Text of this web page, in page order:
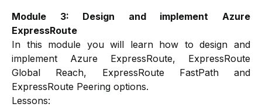
Module 3: Design and implement Azure
ExpressRoute
In this module you will learn how to design and
implement Azure ExpressRoute, ExpressRoute
Global Reach, ExpressRoute FastPath and
ExpressRoute Peering options.
Lessons: